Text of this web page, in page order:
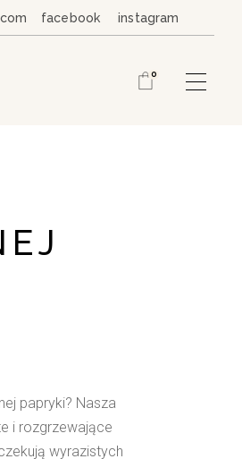
facebook instagram
0
papryki? Nasza
i rozgrzewające
wyrazistych